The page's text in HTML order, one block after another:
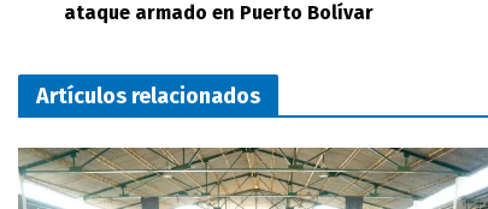
ataque armado en Puerto Bolívar
Artículos relacionados